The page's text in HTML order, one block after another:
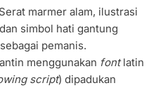
Serat marmer alam, ilustrasi
simbol hati gantung
pemanis.
menggunakan fontlatin
script) dipadukan